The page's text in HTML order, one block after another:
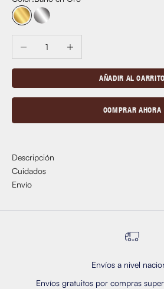
Baño en OroBaño en Plata
Reducir cantidadAumentar cantidad
AÑADIR AL CARRITO
COMPRAR AHORA
Descripción
Cuidados
Envío
Envíos a nivel
Envíos gratuitos por compras